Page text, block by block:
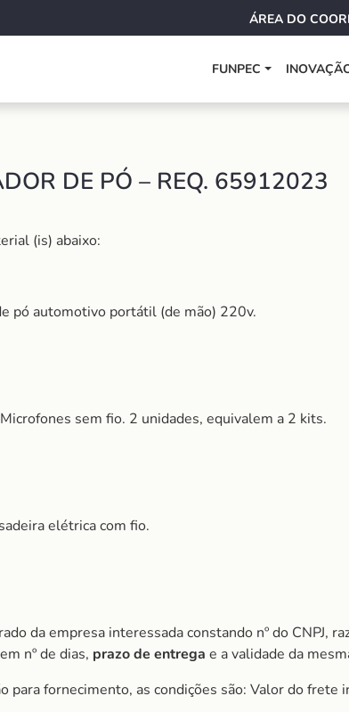
ÁREA DO
FUNPEC
DE PÓ – REQ. 65912023
(is) abaixo:
pó automotivo portátil (de mão) 220v.
sem fio. 2 unidades, equivalem a 2 kits.
elétrica com fio.
da empresa interessada constando nº do CNPJ,
nº de dias, prazo de entrega e a validade da
para fornecimento, as condições são: Valor do